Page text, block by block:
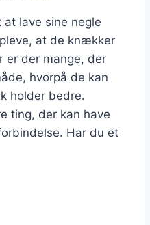
at lave sine negle
at de knækker
er der mange, der
hvorpå de kan
holder bedre.
ting, der kan have
Har du et